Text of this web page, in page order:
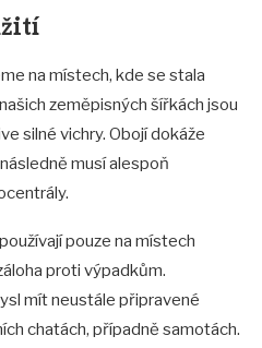
na místech, kde se stala
zeměpisných šířkách jsou
silné vichry. Obojí dokáže
musí alespoň
pouze na místech
proti výpadkům.
mít neustále připravené
chatách, případně samotách.